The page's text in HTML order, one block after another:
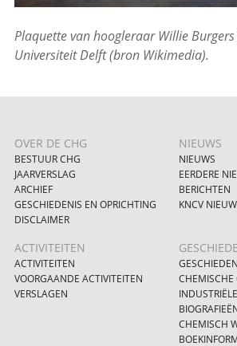
Plaquette van hoogleraar Willie
Universiteit Delft (bron Wikimedia).
OVER DE CHG
BESTUUR CHG
JAARVERSLAG
ARCHIEF
GESCHIEDENIS EN OPRICHTING
DISCLAIMER
NIEUWS
NIEUWS
EERDERE
BERICHTEN
KNCV
ACTIVITEITEN
ACTIVITEITEN
VOORGAANDE ACTIVITEITEN
VERSLAGEN
CHEMISCHE
CHEMISCH